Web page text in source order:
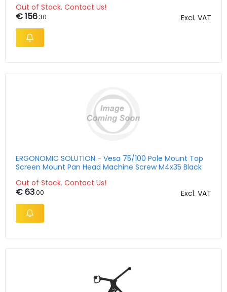
Out of Stock. Contact Us!
€ 156.30 Excl. VAT
ERGONOMIC SOLUTION - Vesa 75/100 Pole Mount Top
Screen Mount Pan Head Machine Screw M4x35 Black
Out of Stock. Contact Us!
€ 63.00 Excl. VAT